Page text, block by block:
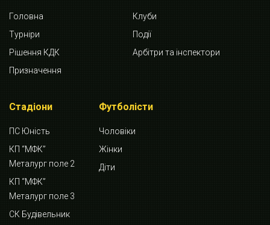
Головна
Клуби
Турніри
Події
Рішення КДК
Арбітри та інспектори
Призначення
Стадіони
ПС Юність
КП “МФК”
Металург поле 2
КП “МФК”
Металург поле 3
СК Будівельник
Футболісти
Чоловіки
Жінки
Діти